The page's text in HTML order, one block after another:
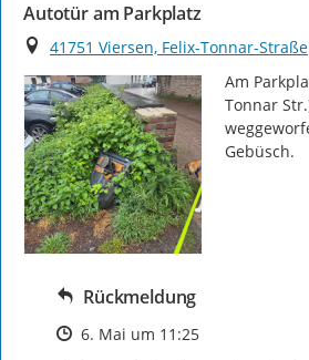
Autotür am Parkplatz
Ort
41751 Viersen, Felix-Tonnar-Straße
Am
Tonnar
Gebüsch.
Rückmeldung
Zeitpunkt des Erstellens
6. Mai um 11:25